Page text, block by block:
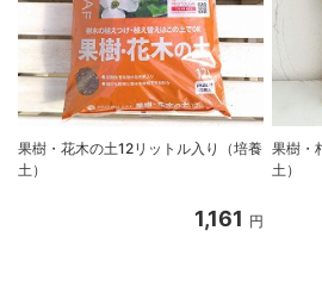
果樹・花木の土12リットル入り（培養
土）
1,161 円
果樹・
土）